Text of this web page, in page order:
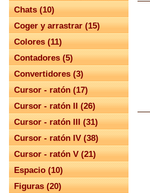
Chats (10)
Coger y arrastrar (15)
Colores (11)
Contadores (5)
Convertidores (3)
Cursor - ratón (17)
Cursor - ratón II (26)
Cursor - ratón III (31)
Cursor - ratón IV (38)
Cursor - ratón V (21)
Espacio (10)
Figuras (20)